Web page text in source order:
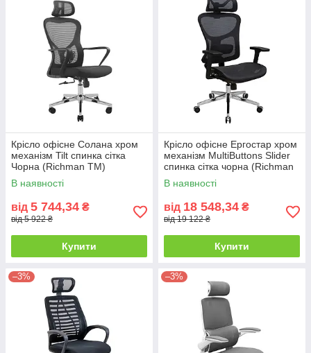
Крісло офісне Солана хром
механізм Tilt спинка сітка
Чорна (Richman ТМ)
В наявності
від 5 744,34 ₴
від 5 922 ₴
Купити
Крісло офісне Ергостар хром
механізм MultiButtons Slider
спинка сітка чорна (Richman
ТМ)
В наявності
від 18 548,34 ₴
від 19 122 ₴
Купити
–3% –3%